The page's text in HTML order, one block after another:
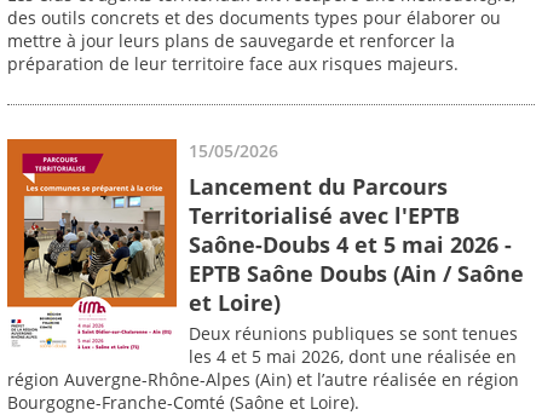
des outils concrets et des documents types pour élaborer ou
mettre à jour leurs plans de sauvegarde et renforcer la
préparation de leur territoire face aux risques majeurs.
15/05/2026
Lancement du Parcours
Territorialisé avec l'EPTB
Saône-Doubs 4 et 5 mai 2026 -
EPTB Saône Doubs (Ain / Saône
et Loire)
Deux réunions publiques se sont tenues
les 4 et 5 mai 2026, dont une réalisée en
région Auvergne-Rhône-Alpes (Ain) et l’autre réalisée en région
Bourgogne-Franche-Comté (Saône et Loire).